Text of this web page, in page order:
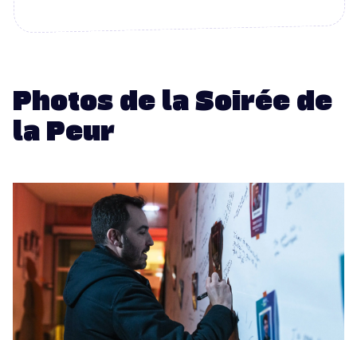
Photos de la Soirée de
la Peur